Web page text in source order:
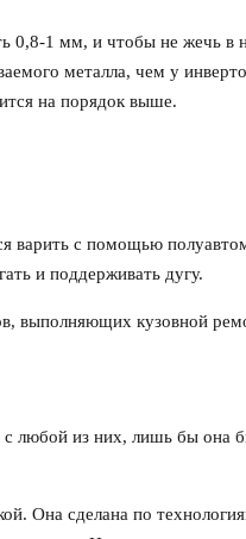
0,8-1 мм, и чтобы не жечь в
металла, чем у
на порядок выше.
варить с помощью
и поддерживать дугу.
выполняющих кузовной
с любой из них, лишь бы она
Она сделана по